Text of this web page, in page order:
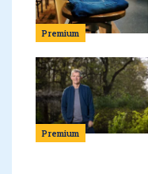
Premium
Premium